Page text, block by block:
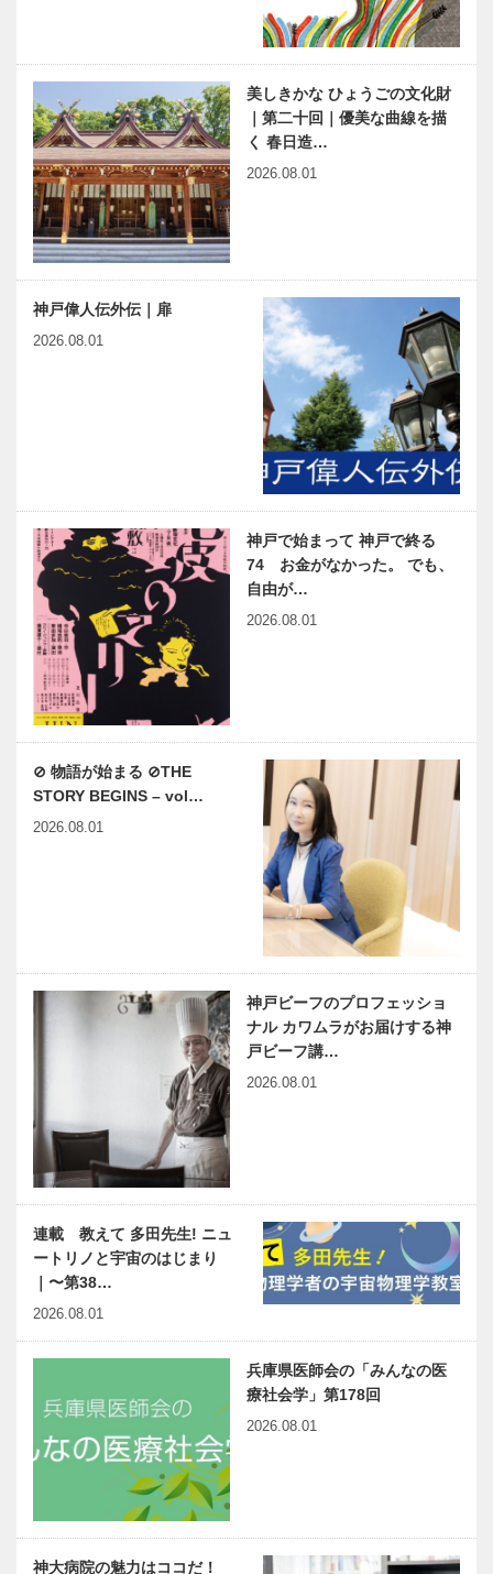
美しきかな ひょうごの文化財
｜第二十回｜優美な曲線を描
く 春日造…
2026.08.01
神戸偉人伝外伝｜扉
2026.08.01
神戸で始まって 神戸で終る
74 お金がなかった。 でも、
自由が…
2026.08.01
⊘ 物語が始まる ⊘THE
STORY BEGINS – vol…
2026.08.01
神戸ビーフのプロフェッショ
ナル カワムラがお届けする神
戸ビーフ講…
2026.08.01
連載 教えて 多田先生! ニュ
ートリノと宇宙のはじまり
｜〜第38…
2026.08.01
兵庫県医師会の「みんなの医
療社会学」第178回
2026.08.01
神大病院の魅力はココだ！